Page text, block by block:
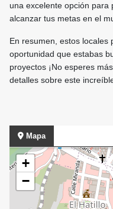
una excelente opción
alcanzar tus metas en el
En resumen, estos locales
oportunidad que estabas
proyectos ¡No esperes
detalles sobre este
Mapa
+
−